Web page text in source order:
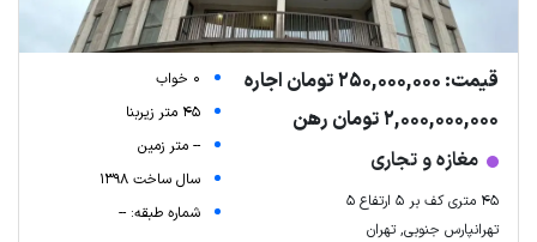
قیمت: 250,000,000 تومان اجاره
2,000,000,000 تومان رهن
مغازه و تجاری
۴۵ متری کف بر ۵ ارتفاع ۵
تهرانپارس جنوبی, تهران
0 خواب
45 متر زیربنا
-- متر زمین
سال ساخت 1398
شماره طبقه: --